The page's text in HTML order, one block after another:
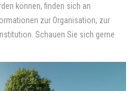
können, finden sich an
zur Organisation, zur
Schauen Sie sich gerne